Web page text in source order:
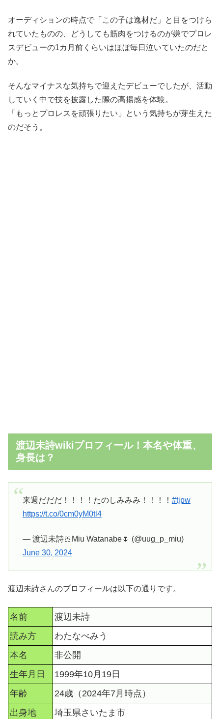
オーディションの時点で「この子は逸材だ」と目をつけら
れていたものの、どうしても筋肉をつけるのが嫌でプロレ
スデビューの1カ月前くらいはほぼ毎日泣いていたのだと
か。
そんなマイナスな気持ちで迎えたデビューでしたが、活動
していく中で技を披露した際の高揚感を体験。
「もっとプロレスを頑張りたい」という気持ちが芽生えた
のだそう。
渡辺未詩wikiプロフィール！本名や体重、
身長は？
来週だだだ！！！！たのしみみみ！！！！ #tjpw
https://t.co/0cm0yM0tl4
— 渡辺未詩🎀Miu Watanabe🌷 (@uug_p_miu)
June 30, 2024
渡辺未詩さんのプロフィールは以下の通りです。
名前
渡辺未詩
読み方
わたなべみう
本名
非公開
生年月日
1999年10月19日
年齢
24歳（2024年7月時点）
出身地
埼玉県さいたま市